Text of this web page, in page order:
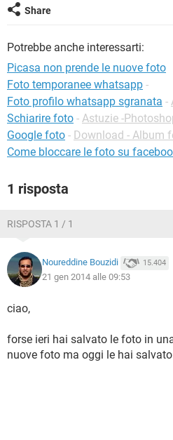
Share
Potrebbe anche interessarti:
Picasa non prende le nuove foto
Foto temporanee whatsapp -
Foto profilo whatsapp sgranata -
Schiarire foto - Astuzie -
Google foto - Download - Album
Come bloccare le foto su
1 risposta
RISPOSTA 1 / 1
Noureddine Bouzidi 15.404
21 gen 2014 alle 09:53
ciao,
forse ieri hai salvato le foto in
nuove foto ma oggi le hai